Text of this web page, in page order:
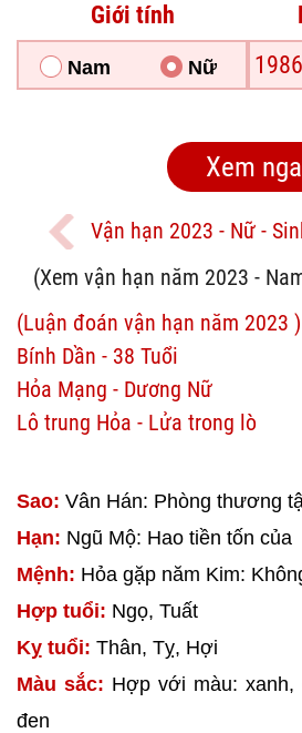
Giới tính
Nam Nữ
Vận hạn 2023 - Nữ -
(Xem vận hạn năm 2023 -
(Luận đoán vận hạn năm 2023 )
Bính Dần - 38 Tuổi
Hỏa Mạng - Dương Nữ
Lô trung Hỏa - Lửa trong lò
Sao: Vân Hán: Phòng thương
Hạn: Ngũ Mộ: Hao tiền tốn của
Mệnh: Hỏa gặp năm Kim:
Hợp tuổi: Ngọ, Tuất
Kỵ tuổi: Thân, Tỵ, Hợi
Màu sắc: Hợp với màu:
đen